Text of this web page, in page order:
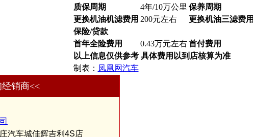
质保周期
4年/10万公里 保养周期
更换机油机滤费用 200元左右 更换机油三滤费用
保险/贷款
首年全险费用
0.43万元左右 首付费用
以上信息仅供参考 具体费用以到店核算为准
制表： 凤凰网汽车
销商<<
汽车城佳辉吉利4S店